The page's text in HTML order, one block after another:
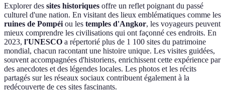
Explorer des sites historiques offre un reflet poignant du passé
culturel d'une nation. En visitant des lieux emblématiques comme les
ruines de Pompéi ou les temples d'Angkor, les voyageurs peuvent
mieux comprendre les civilisations qui ont façonné ces endroits. En
2023, l'UNESCO a répertorié plus de 1 100 sites du patrimoine
mondial, chacun racontant une histoire unique. Les visites guidées,
souvent accompagnées d'historiens, enrichissent cette expérience par
des anecdotes et des légendes locales. Les photos et les récits
partagés sur les réseaux sociaux contribuent également à la
redécouverte de ces sites fascinants.